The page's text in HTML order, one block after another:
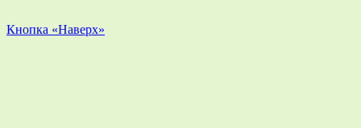
Кнопка «Наверх»